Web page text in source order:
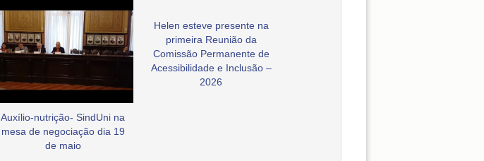
Auxílio-nutrição- SindUni na
mesa de negociação dia 19
de maio
Helen esteve presente na
primeira Reunião da
Comissão Permanente de
Acessibilidade e Inclusão –
2026